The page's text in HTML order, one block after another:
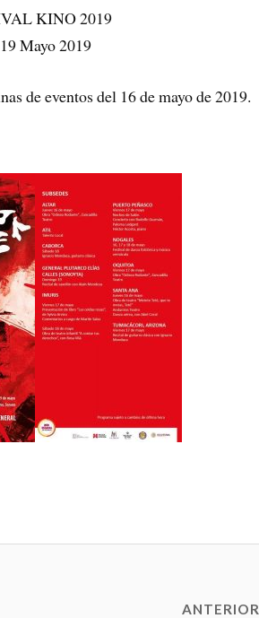
KINO 2019
Mayo 2019
de eventos del 16 de mayo de 2019.
ANTERIOR